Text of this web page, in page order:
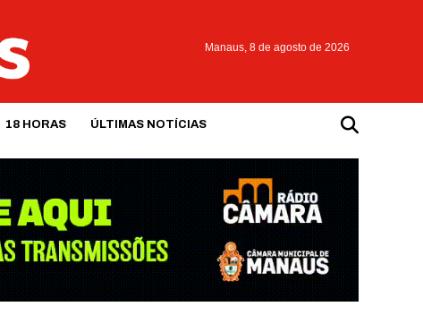
Manaus, 8 de agosto de 2026
18 HORAS ÚLTIMAS NOTÍCIAS